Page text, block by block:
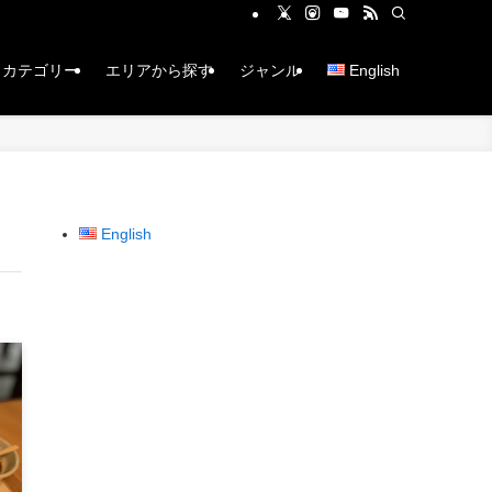
カテゴリー エリアから探す ジャンル English
English